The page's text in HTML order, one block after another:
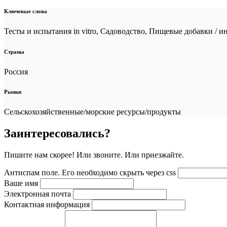
Ключевые слова
Тесты и испытания in vitro, Садоводство, Пищевые добавки /
Страны
Россия
Рынки
Сельскохозяйственные/морские ресурсы/продукты
Заинтересовались?
Пишите нам скорее! Или звоните. Или приезжайте.
Антиспам поле. Его необходимо скрыть через css
Ваше имя
Электронная почта
Контактная информация